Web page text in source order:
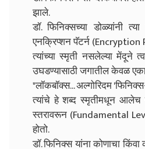
झाले.
डॉ. फिनिक्सच्या डोळ्यांनी
एनक्रिप्शन पॅटर्न (Encryption
त्यांच्या स्मृती नसलेल्या
उघडण्यासाठी जगातील केवळ
"लॉकबॉक्स... अल्गोरिदम
त्यांचे हे शब्द स्मृतीमधून आलेच
स्तरावरून (Fundamental
होतो.
डॉ. फिनिक्स यांना कोणाचा